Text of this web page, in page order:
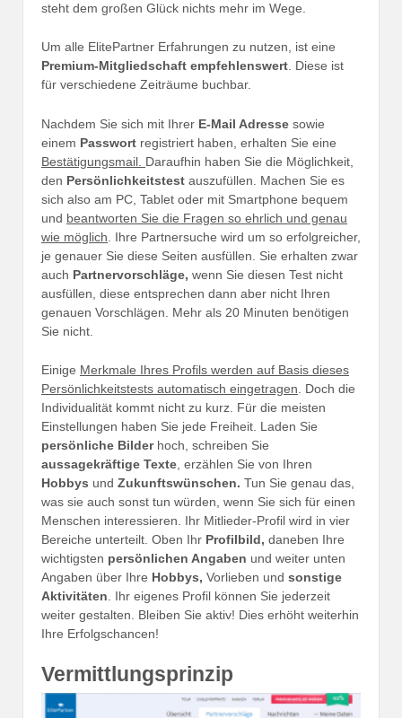
steht dem großen Glück nichts mehr im Wege.
Um alle ElitePartner Erfahrungen zu nutzen, ist eine
Premium-Mitgliedschaft empfehlenswert. Diese ist
für verschiedene Zeiträume buchbar.
Nachdem Sie sich mit Ihrer E-Mail Adresse sowie
einem Passwort registriert haben, erhalten Sie eine
Bestätigungsmail. Daraufhin haben Sie die Möglichkeit,
den Persönlichkeitstest auszufüllen. Machen Sie es
sich also am PC, Tablet oder mit Smartphone bequem
und beantworten Sie die Fragen so ehrlich und genau
wie möglich . Ihre Partnersuche wird um so erfolgreicher,
je genauer Sie diese Seiten ausfüllen. Sie erhalten zwar
auch Partnervorschläge, wenn Sie diesen Test nicht
ausfüllen, diese entsprechen dann aber nicht Ihren
genauen Vorschlägen. Mehr als 20 Minuten benötigen
Sie nicht.
Einige Merkmale Ihres Profils werden auf Basis dieses
Persönlichkeitstests automatisch eingetragen . Doch die
Individualität kommt nicht zu kurz. Für die meisten
Einstellungen haben Sie jede Freiheit. Laden Sie
persönliche Bilderhoch, schreiben Sie
aussagekräftige Texte , erzählen Sie von Ihren
Hobbys und Zukunftswünschen. Tun Sie genau das,
was sie auch sonst tun würden, wenn Sie sich für einen
Menschen interessieren. Ihr Mitlieder-Profil wird in vier
Bereiche unterteilt. Oben Ihr Profilbild, daneben Ihre
wichtigsten persönlichen Angaben und weiter unten
Angaben über Ihre Hobbys, Vorlieben und sonstige
Aktivitäten . Ihr eigenes Profil können Sie jederzeit
weiter gestalten. Bleiben Sie aktiv! Dies erhöht weiterhin
Ihre Erfolgschancen!
Vermittlungsprinzip